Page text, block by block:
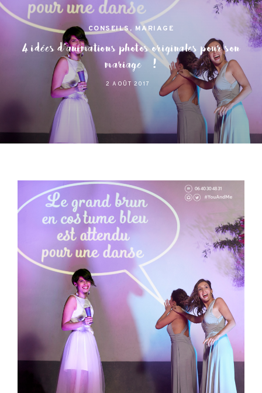
CONSEILS, MARIAGE
4 idées d’animations photos originales pour son
mariage !
2 AOÛT 2017